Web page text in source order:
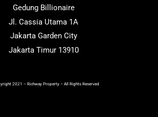
Gedung Billionaire
Jl. Cassia Utama 1A
Jakarta Garden City
Jakarta Timur 13910
2021 – Richway Property – All Rights Reserved